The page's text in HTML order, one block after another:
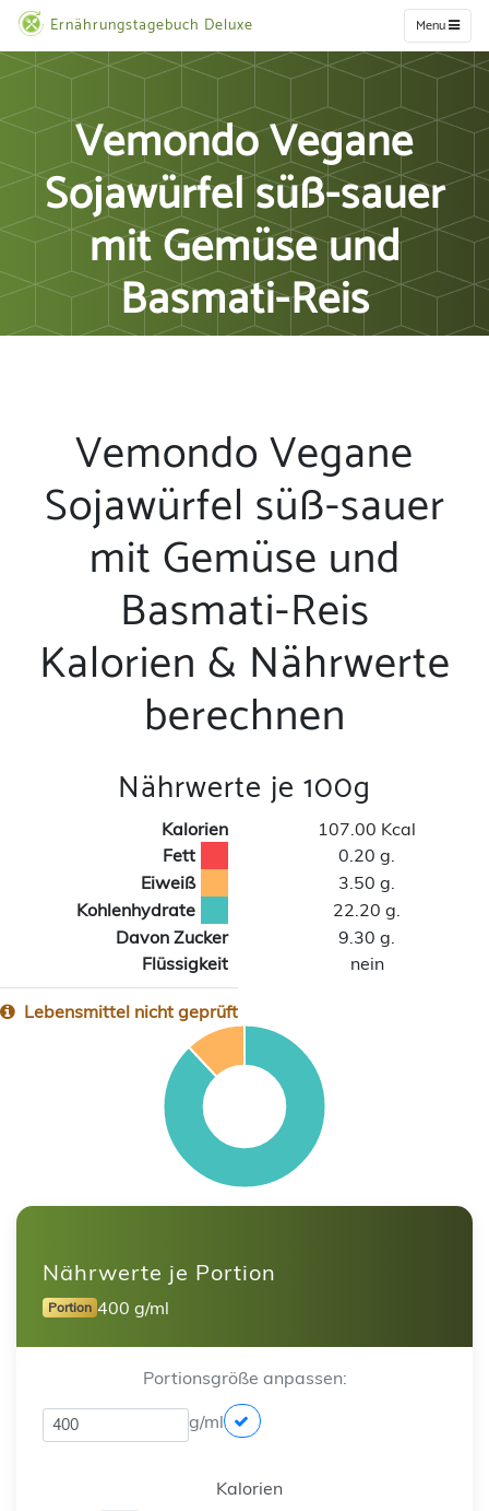
Ernährungstagebuch Deluxe Menu
Vemondo Vegane
Sojawürfel süß-sauer
mit Gemüse und
Basmati-Reis
Vemondo Vegane
Sojawürfel süß-sauer
mit Gemüse und
Basmati-Reis
Kalorien & Nährwerte
berechnen
Nährwerte je 100g
Kalorien
107.00 Kcal
Fett
0.20 g.
Eiweiß
3.50 g.
Kohlenhydrate
22.20 g.
Davon Zucker
9.30 g.
Flüssigkeit
nein
Lebensmittel nicht geprüft
Nährwerte je Portion
Portion 400 g/ml
Portionsgröße anpassen:
g/ml
Kalorien